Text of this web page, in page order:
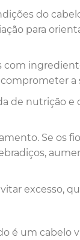
do
para
com
a
de nutrição e
Se os
excesso,
é um cabelo